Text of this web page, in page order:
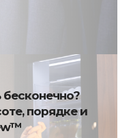
порядке и